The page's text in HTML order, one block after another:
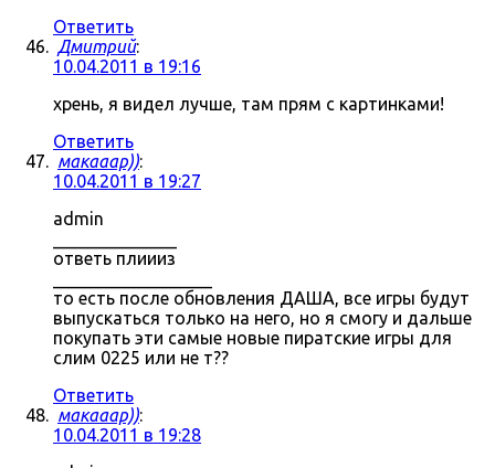
Ответить
Дмитрий:
10.04.2011 в 19:16
хрень, я видел лучше, там прям с картинками!
Ответить
макааар)):
10.04.2011 в 19:27
admin
ответь плиииз
то есть после обновления ДАША, все игры будут
выпускаться только на него, но я смогу и дальше
покупать эти самые новые пиратские игры для
слим 0225 или не т??
Ответить
макааар)):
10.04.2011 в 19:28